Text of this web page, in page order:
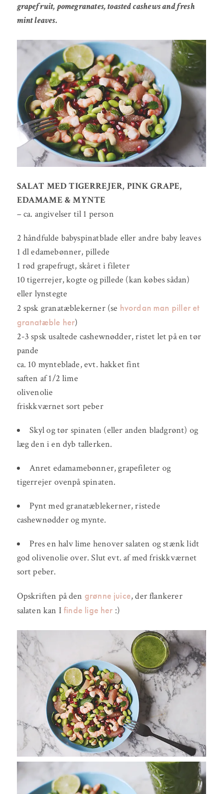
grapefruit, pomegranates, toasted cashews and fresh
mint leaves.
SALAT MED TIGERREJER, PINK GRAPE,
EDAMAME & MYNTE
– ca. angivelser til 1 person
2 håndfulde babyspinatblade eller andre baby leaves
1 dl edamebønner, pillede
1 rød grapefrugt, skåret i fileter
10 tigerrejer, kogte og pillede (kan købes sådan)
eller lynstegte
2 spsk granatæblekerner (se hvordan man piller et
granatæble her)
2-3 spsk usaltede cashewnødder, ristet let på en tør
pande
ca. 10 mynteblade, evt. hakket fint
saften af 1/2 lime
olivenolie
friskkværnet sort peber
Skyl og tør spinaten (eller anden bladgrønt) og
læg den i en dyb tallerken.
Anret edamamebønner, grapefileter og
tigerrejer ovenpå spinaten.
Pynt med granatæblekerner, ristede
cashewnødder og mynte.
Pres en halv lime henover salaten og stænk lidt
god olivenolie over. Slut evt. af med friskkværnet
sort peber.
Opskriften på den grønne juice, der flankerer
salaten kan Ifinde lige her :)